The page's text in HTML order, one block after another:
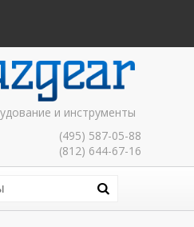
и инструменты
(495) 587-05-88
(812) 644-67-16